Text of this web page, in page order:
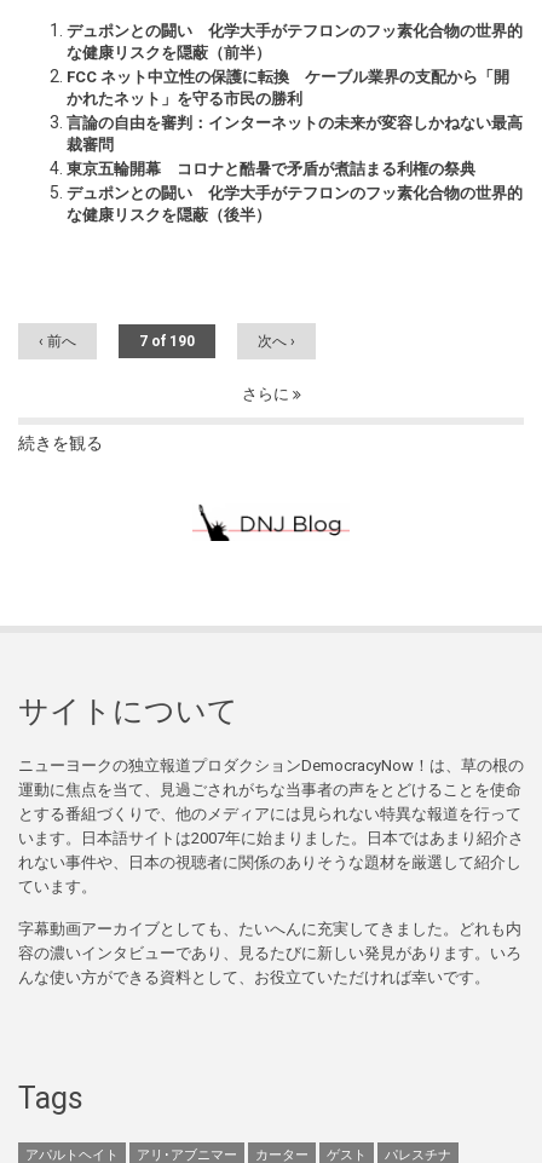
デュポンとの闘い 化学大手がテフロンのフッ素化合物の世界的
な健康リスクを隠蔽（前半）
FCC ネット中立性の保護に転換 ケーブル業界の支配から「開
かれたネット」を守る市民の勝利
言論の自由を審判：インターネットの未来が変容しかねない最高
裁審問
東京五輪開幕 コロナと酷暑で矛盾が煮詰まる利権の祭典
デュポンとの闘い 化学大手がテフロンのフッ素化合物の世界的
な健康リスクを隠蔽（後半）
‹ 前へ 7 of 190 次へ ›
さらに
続きを観る
サイトについて
ニューヨークの独立報道プロダクションDemocracyNow！は、草の根の
運動に焦点を当て、見過ごされがちな当事者の声をとどけることを使命
とする番組づくりで、他のメディアには見られない特異な報道を行って
います。日本語サイトは2007年に始まりました。日本ではあまり紹介さ
れない事件や、日本の視聴者に関係のありそうな題材を厳選して紹介し
ています。
字幕動画アーカイブとしても、たいへんに充実してきました。どれも内
容の濃いインタビューであり、見るたびに新しい発見があります。いろ
んな使い方ができる資料として、お役立ていただければ幸いです。
Tags
アパルトヘイト アリ･アブニマー カーター ゲスト パレスチナ